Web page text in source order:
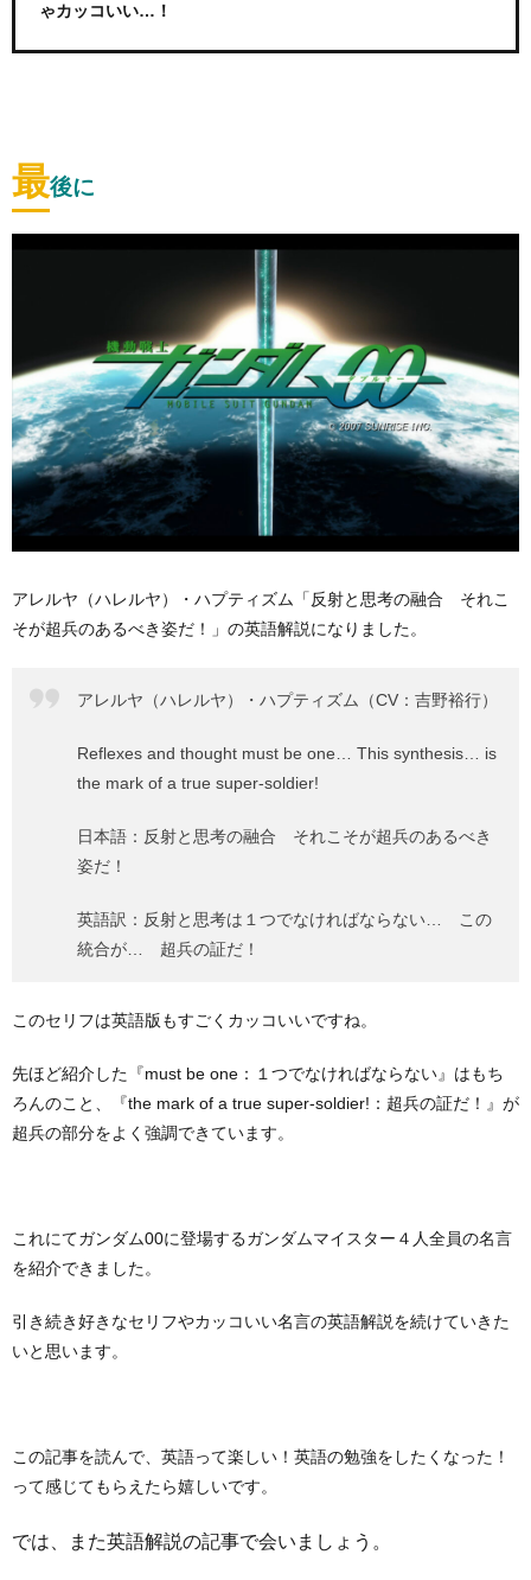
ゃカッコいい…！
最後に
アレルヤ（ハレルヤ）・ハプティズム「反射と思考の融合 それこ
そが超兵のあるべき姿だ！」の英語解説になりました。
アレルヤ（ハレルヤ）・ハプティズム（CV：吉野裕行）
Reflexes and thought must be one… This synthesis… is
the mark of a true super-soldier!
日本語：反射と思考の融合 それこそが超兵のあるべき
姿だ！
英語訳：反射と思考は１つでなければならない… この
統合が… 超兵の証だ！
このセリフは英語版もすごくカッコいいですね。
先ほど紹介した『must be one：１つでなければならない』はもち
ろんのこと、『the mark of a true super-soldier!：超兵の証だ！』が
超兵の部分をよく強調できています。
これにてガンダム00に登場するガンダムマイスター４人全員の名言
を紹介できました。
引き続き好きなセリフやカッコいい名言の英語解説を続けていきた
いと思います。
この記事を読んで、英語って楽しい！英語の勉強をしたくなった！
って感じてもらえたら嬉しいです。
では、また英語解説の記事で会いましょう。